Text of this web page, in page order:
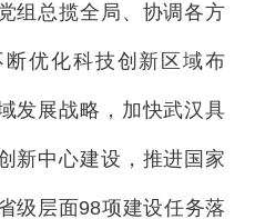
组总揽全局、协调各方
优化科技创新区域布
发展战略，加快武汉具
新中心建设，推进国家
级层面98项建设任务落